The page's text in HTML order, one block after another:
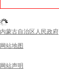
内蒙古自治区人民政府
网站地图
网站声明